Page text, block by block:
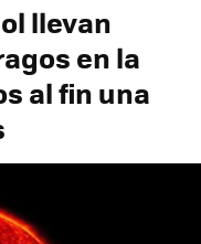
llevan
en la
al fin una